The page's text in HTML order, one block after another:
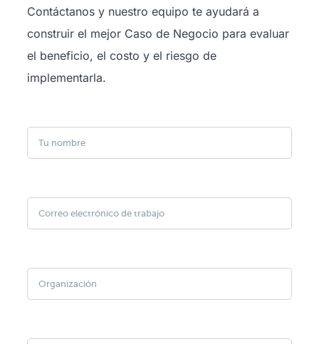
Contáctanos y nuestro equipo te ayudará a
construir el mejor Caso de Negocio para evaluar
el beneficio, el costo y el riesgo de
implementarla.